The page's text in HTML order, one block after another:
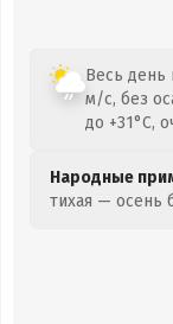
Весь день
м/с, без
до +31°C,
Народные
тихая — осень